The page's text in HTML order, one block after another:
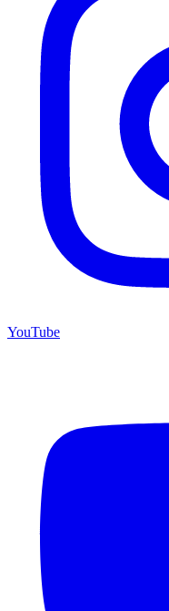
YouTube